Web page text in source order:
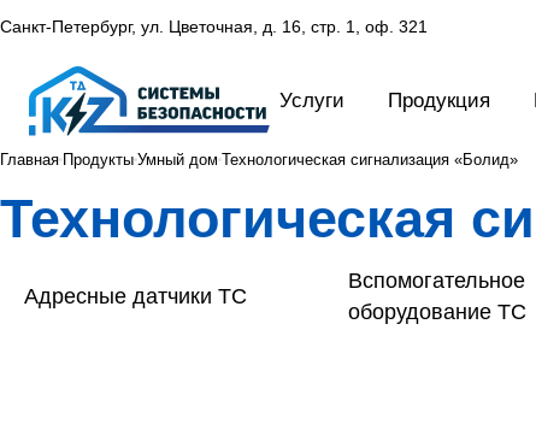
Санкт-Петербург, ул. Цветочная, д. 16, стр. 1, оф. 321
Услуги Продукция
Главная Продукты Умный дом Технологическая сигнализация «Болид»
Технологическая
Адресные датчики ТС
Вспомогательное
оборудование ТС